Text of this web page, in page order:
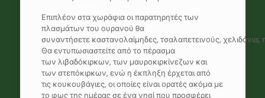
Επιπλέον στα χωράφια οι παρατηρητές των
πλασμάτων του ουρανού θα
συναντήσετε καστανολαίμηδες, τσαλαπετεινούς,
Θα εντυπωσιαστείτε από το πέρασμα
των λιβαδόκιρκων, των μαυροκιρκίνεζων και
των στεπόκιρκων, ενώ η έκπληξη έρχεται από
τις κουκουβάγιες, οι οποίες είναι ορατές ακόμα με
το φως της ημέρας σε ένα νησί που προσφέρει